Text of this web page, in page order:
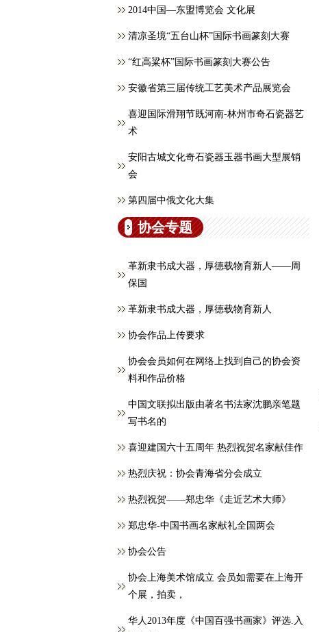
2014中国—东盟博览会 文化展
清凉圣境“五台山杯”国际书画篆刻大赛
“红高粱杯”国际书画篆刻大赛公告
安徽省第三届传统工艺美术产品展览会
喜迎国际滑翔节既河南-林州市奇石瓷器艺
术
安阳古城文化奇石瓷器玉器书画大型展销
会
第四届中俄文化大集
协会专题
革新隶书成大器，厚德载物育新人——周
保国
革新隶书成大器，厚德载物育新人
协会作品上传要求
协会会员如何在网络上找到自己的协会资
料和作品价格
中国文联拟出版由著名书法家沈鹏亲笔题
写书名的
喜迎建国六十五周年 热烈祝贺名家献佳作
热烈庆祝：协会青海省分会成立
热烈祝贺——郑忠华《走近艺术大师》
郑忠华-中国书画名家献礼全国两会
协会公告
协会上海美术馆成立 会员如需要在上海开
个展，拍卖，
华人2013年度《中国百强书画家》评选.入